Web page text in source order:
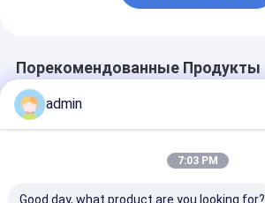
Порекомендованные Продукты
admin
7:03 PM
Good day, what product are you looking for?